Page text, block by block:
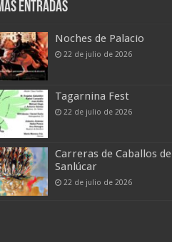
entradas
Noches de Palacio
22 de julio de 2026
Tagarnina Fest
22 de julio de 2026
Carreras de Caballos de
Sanlúcar
22 de julio de 2026